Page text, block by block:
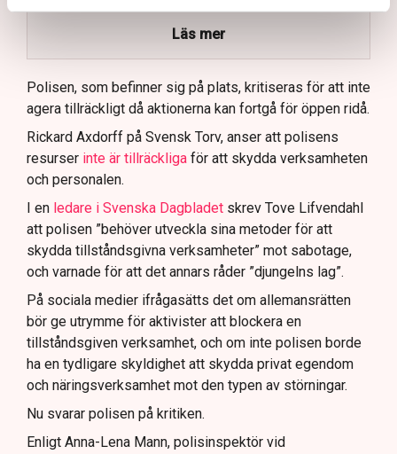
40 personer misstänks med cirka 120
brottsmisstankar kopplade.
Polisen använder drönare och uniformerad polis
för att dokumentera bevis.
Samtidigt är polisarbetet komplext när det gäller
att navigera juridiska rättigheter och gränser.
Läs mer
Polisen, som befinner sig på plats, kritiseras för att inte
agera tillräckligt då aktionerna kan fortgå för öppen ridå.
Rickard Axdorff på Svensk Torv, anser att polisens
resurser inte är tillräckliga för att skydda verksamheten
och personalen.
I en ledare i Svenska Dagbladet skrev Tove Lifvendahl
att polisen ”behöver utveckla sina metoder för att
skydda tillståndsgivna verksamheter” mot sabotage,
och varnade för att det annars råder ”djungelns lag”.
På sociala medier ifrågasätts det om allemansrätten
bör ge utrymme för aktivister att blockera en
tillståndsgiven verksamhet, och om inte polisen borde
ha en tydligare skyldighet att skydda privat egendom
och näringsverksamhet mot den typen av störningar.
Nu svarar polisen på kritiken.
Enligt Anna-Lena Mann, polisinspektör vid